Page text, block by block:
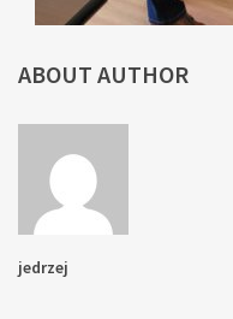
ABOUT AUTHOR
jedrzej